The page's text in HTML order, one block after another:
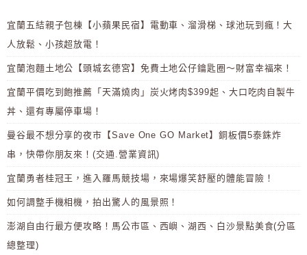
宜蘭五結親子包棟【小蘋果民宿】電動車、溜滑梯、球池玩到瘋！大
人放鬆、小孩超放電！
宜蘭泡麵土地公【頭城玄德宮】免費土地公仔鑰匙圈～財富幸福來！
宜蘭平價吃到飽推薦「天滿燒肉」炭火烤肉$399起、大口吃肉自製牛
丼、還有專屬停車場！
曼谷最不想分享的夜市【Save One GO Market】銅板價5泰銖炸
串，快帶你朋友來！(交通.營業資訊)
宜蘭勇者桂冠王，進入羅馬競技場，來場爆笑舒壓的體能冒險！
如何調整手機相機，拍出驚人的風景照！
澎湖自由行最方便攻略！馬公市區、西嶼、湖西、白沙景點美食(分區
總整理)